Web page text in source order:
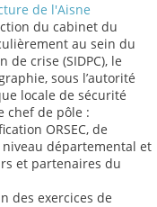
de l'Aisne
du cabinet du
au sein du
crise (SIDPC), le
sous l’autorité
locale de sécurité
chef de pôle :
ORSEC, de
départemental et
et partenaires du
des exercices de